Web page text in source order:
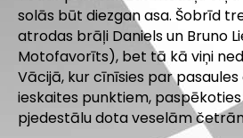
solās būt diezgan asa. Šobrīd
atrodas brāļi Daniels un Bruno
Motofavorīts), bet tā kā viņi
Vācijā, kur cīnīsies par
ieskaites punktiem,
pjedestālu dota veselām